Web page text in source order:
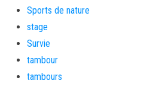
Sports de nature
stage
Survie
tambour
tambours